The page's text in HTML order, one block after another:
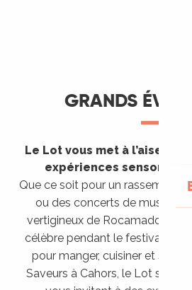
GRANDS
Le Lot vous met à l’aise en
expériences
Que ce soit pour un
ou des concerts de musique
vertigineux de Rocamadour,
célèbre pendant le festival de
pour manger, cuisiner et
Saveurs à Cahors, le Lot sait